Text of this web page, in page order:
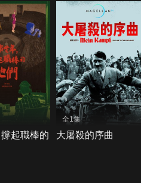
起職棒的
全1集
大屠殺的序曲